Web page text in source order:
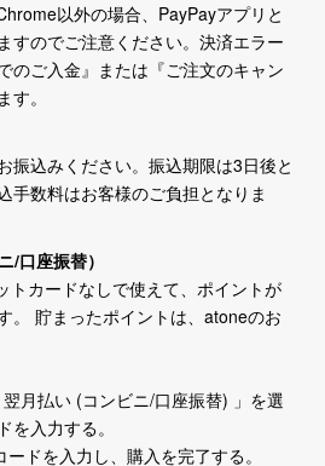
以外の場合、PayPayアプリと
すのでご注意ください。決済エラー
のご入金』または『ご注文のキャン
。
振込みください。振込期限は3日後と
手数料はお客様のご負担となりま
/口座振替）
トカードなしで使えて、ポイントが
。 貯まったポイントは、atoneのお
月払い (コンビニ/口座振替) 」を選
を入力する。
ドを入力し、購入を完了する。